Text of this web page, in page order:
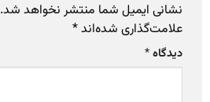
نشانی ایمیل شما منتشر نخواهد شد.
علامت‌گذاری شده‌اند*
دیدگاه*